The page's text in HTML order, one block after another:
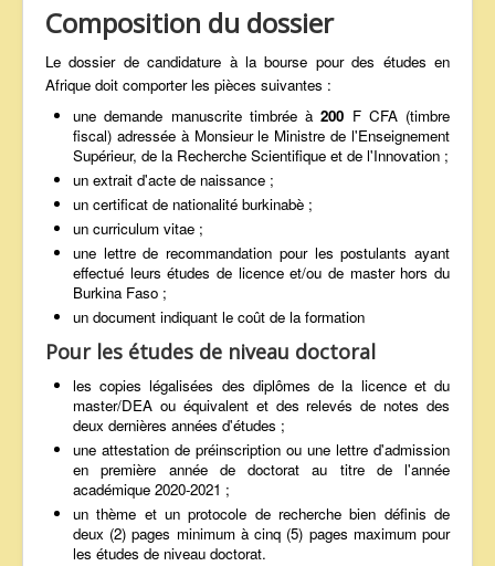
Composition du dossier
Le dossier de candidature à la bourse pour des études en
Afrique doit comporter les pièces suivantes :
une demande manuscrite timbrée à200 F CFA (timbre
fiscal) adressée à Monsieur le Ministre de l'Enseignement
Supérieur, de la Recherche Scientifique et de l'Innovation ;
un extrait d'acte de naissance ;
un certificat de nationalité burkinabè ;
un curriculum vitae ;
une lettre de recommandation pour les postulants ayant
effectué leurs études de licence et/ou de master hors du
Burkina Faso ;
un document indiquant le coût de la formation
Pour les études de niveau doctoral
les copies légalisées des diplômes de la licence et du
master/DEA ou équivalent et des relevés de notes des
deux dernières années d'études ;
une attestation de préinscription ou une lettre d'admission
en première année de doctorat au titre de l'année
académique 2020-2021 ;
un thème et un protocole de recherche bien définis de
deux (2) pages minimum à cinq (5) pages maximum pour
les études de niveau doctorat.